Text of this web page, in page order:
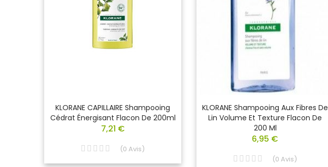
KLORANE CAPILLAIRE Shampooing
Cédrat Énergisant Flacon De 200ml
7,21 €
(0 Avis)
KLORANE Shampooing Aux Fibres De
Lin Volume Et Texture Flacon De
200 Ml
6,95 €
(0 Avis)